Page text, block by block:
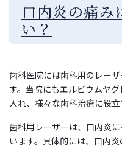
口内炎の痛み
い？
歯科医院には歯科用のレー
す。当院にもエルビウムヤ
入れ、様々な歯科治療に役立
歯科用レーザーは、口内炎
います。具体的には、口内